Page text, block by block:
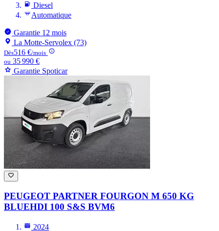
Diesel
Automatique
Garantie 12 mois
La Motte-Servolex (73)
Dès516 €/mois
ou 35 990 €
Garantie Spoticar
PEUGEOT PARTNER FOURGON M 650 KG
BLUEHDI 100 S&S BVM6
2024